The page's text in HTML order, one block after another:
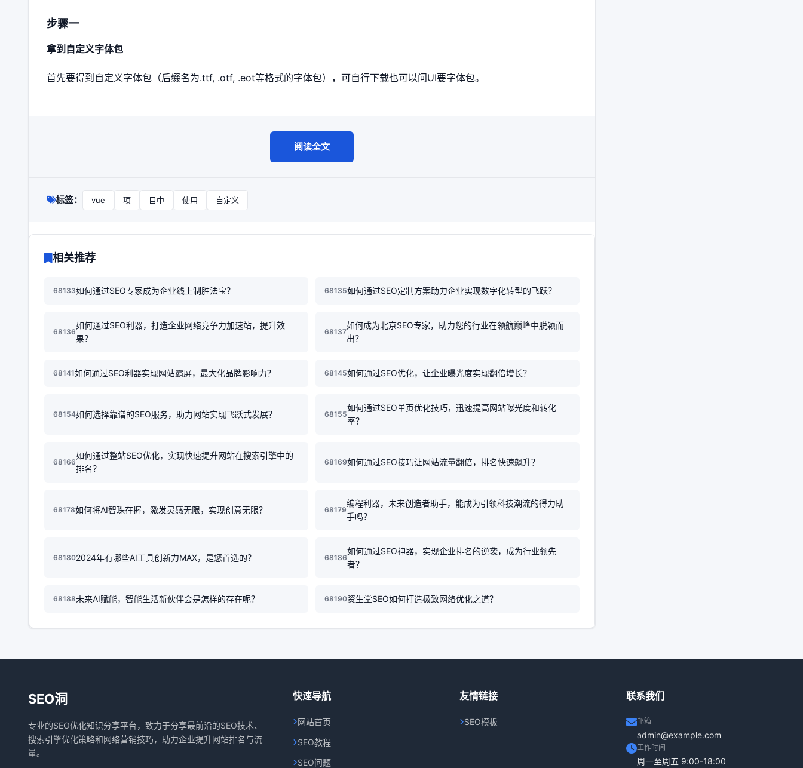
步骤一
拿到自定义字体包
首先要得到自定义字体包（后缀名为.ttf, .otf, .eot等格式的字体包），可自行下载也可以问UI要字体包。
阅读全文
标签： vue 项 目中 使用 自定义
相关推荐
68133如何通过SEO专家成为企业线上制胜法宝？ 68135如何通过SEO定制方案助力企业实现数字化转型的飞跃？
68136
如何通过SEO利器，打造企业网络竞争力加速站，提升效
果？
68137
如何成为北京SEO专家，助力您的行业在领航巅峰中脱颖而
出？
68141如何通过SEO利器实现网站霸屏，最大化品牌影响力？ 68145如何通过SEO优化，让企业曝光度实现翻倍增长？
68154如何选择靠谱的SEO服务，助力网站实现飞跃式发展？ 68155
如何通过SEO单页优化技巧，迅速提高网站曝光度和转化
率？
68166
如何通过整站SEO优化，实现快速提升网站在搜索引擎中的
排名？
68169如何通过SEO技巧让网站流量翻倍，排名快速飙升？
68178如何将AI智珠在握，激发灵感无限，实现创意无限？ 68179
编程利器，未来创造者助手，能成为引领科技潮流的得力助
手吗？
681802024年有哪些AI工具创新力MAX，是您首选的？ 68186
如何通过SEO神器，实现企业排名的逆袭，成为行业领先
者？
68188未来AI赋能，智能生活新伙伴会是怎样的存在呢？ 68190资生堂SEO如何打造极致网络优化之道？
SEO洞
专业的SEO优化知识分享平台，致力于分享最前沿的SEO技术、
搜索引擎优化策略和网络营销技巧，助力企业提升网站排名与流
量。
快速导航
网站首页
SEO教程
SEO问题
友情链接
SEO模板
联系我们
邮箱
admin@example.com
工作时间
周一至周五 9:00-18:00